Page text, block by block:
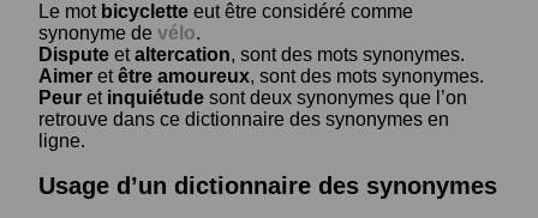
Le mot bicyclette eut être considéré comme
synonyme de vélo.
Dispute etaltercation, sont des mots synonymes.
Aimer etêtre amoureux, sont des mots synonymes.
Peur et inquiétude sont deux synonymes que l’on
retrouve dans ce dictionnaire des synonymes en
ligne.
Usage d’un dictionnaire des synonymes